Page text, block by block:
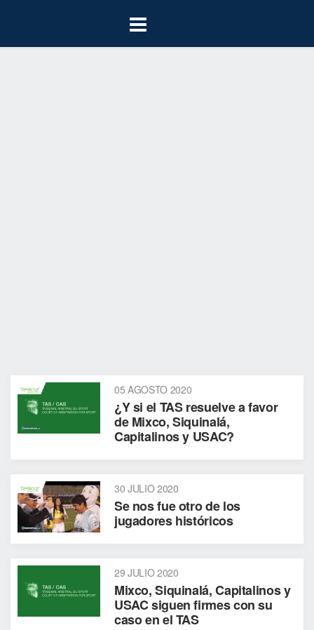
05 AGOSTO 2020
¿Y si el TAS resuelve a favor
de Mixco, Siquinalá,
Capitalinos y USAC?
30 JULIO 2020
Se nos fue otro de los
jugadores históricos
29 JULIO 2020
Mixco, Siquinalá, Capitalinos y
USAC siguen firmes con su
caso en el TAS